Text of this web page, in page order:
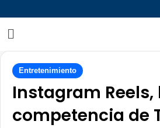
Entretenimiento
Instagram Reels,
competencia de